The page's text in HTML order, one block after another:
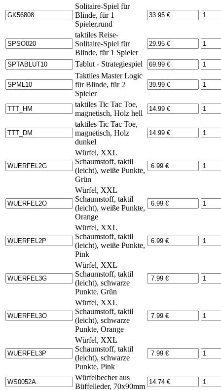
Solitaire-Spiel für
Blinde, für 1
Spieler,rund
taktiles Reise-
Solitaire-Spiel für
Blinde, für 1 Spieler
Tablut - Strategiespiel
Taktiles Master Logic
für Blinde, für 2
Spieler
taktiles Tic Tac Toe,
magnetisch, Holz hell
taktiles Tic Tac Toe,
magnetisch, Holz
dunkel
Würfel, XXL
Schaumstoff, taktil
(leicht), weiße Punkte,
Grün
Würfel, XXL
Schaumstoff, taktil
(leicht), weiße Punkte,
Orange
Würfel, XXL
Schaumstoff, taktil
(leicht), weiße Punkte,
Pink
Würfel, XXL
Schaumstoff, taktil
(leicht), schwarze
Punkte, Grün
Würfel, XXL
Schaumstoff, taktil
(leicht), schwarze
Punkte, Orange
Würfel, XXL
Schaumstoff, taktil
(leicht), schwarze
Punkte, Pink
Würfelbecher aus
Büffelleder, 70x90mm